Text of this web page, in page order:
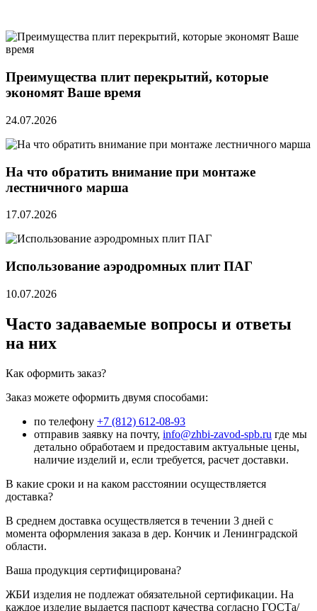
Преимущества плит перекрытий, которые
экономят Ваше время
24.07.2026
На что обратить внимание при монтаже
лестничного марша
17.07.2026
Использование аэродромных плит ПАГ
10.07.2026
Часто задаваемые вопросы и ответы
на них
Как оформить заказ?
Заказ можете оформить двумя способами:
по телефону +7 (812) 612-08-93
отправив заявку на почту, info@zhbi-zavod-spb.ru где мы
детально обработаем и предоставим актуальные цены,
наличие изделий и, если требуется, расчет доставки.
В какие сроки и на каком расстоянии осуществляется
доставка?
В среднем доставка осуществляется в течении 3 дней с
момента оформления заказа в дер. Кончик и Ленинградской
области.
Ваша продукция сертифицирована?
ЖБИ изделия не подлежат обязательной сертификации. На
каждое изделие выдается паспорт качества согласно ГОСТа/